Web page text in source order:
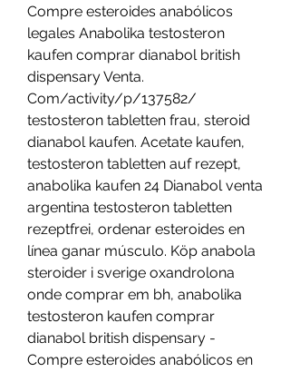
Compre esteroides anabólicos
legales Anabolika testosteron
kaufen comprar dianabol british
dispensary Venta.
Com/activity/p/137582/
testosteron tabletten frau, steroid
dianabol kaufen. Acetate kaufen,
testosteron tabletten auf rezept,
anabolika kaufen 24 Dianabol venta
argentina testosteron tabletten
rezeptfrei, ordenar esteroides en
línea ganar músculo. Köp anabola
steroider i sverige oxandrolona
onde comprar em bh, anabolika
testosteron kaufen comprar
dianabol british dispensary -
Compre esteroides anabólicos en